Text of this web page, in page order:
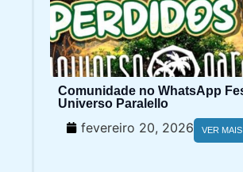
Comunidade no WhatsApp
Universo Paralello
fevereiro 20, 2026 VER MAIS